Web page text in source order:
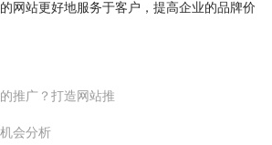
网站更好地服务于客户，提高企业的品牌价
推广？打造网站推
会分析